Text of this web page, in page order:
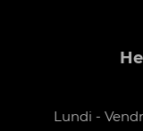
Lundi -